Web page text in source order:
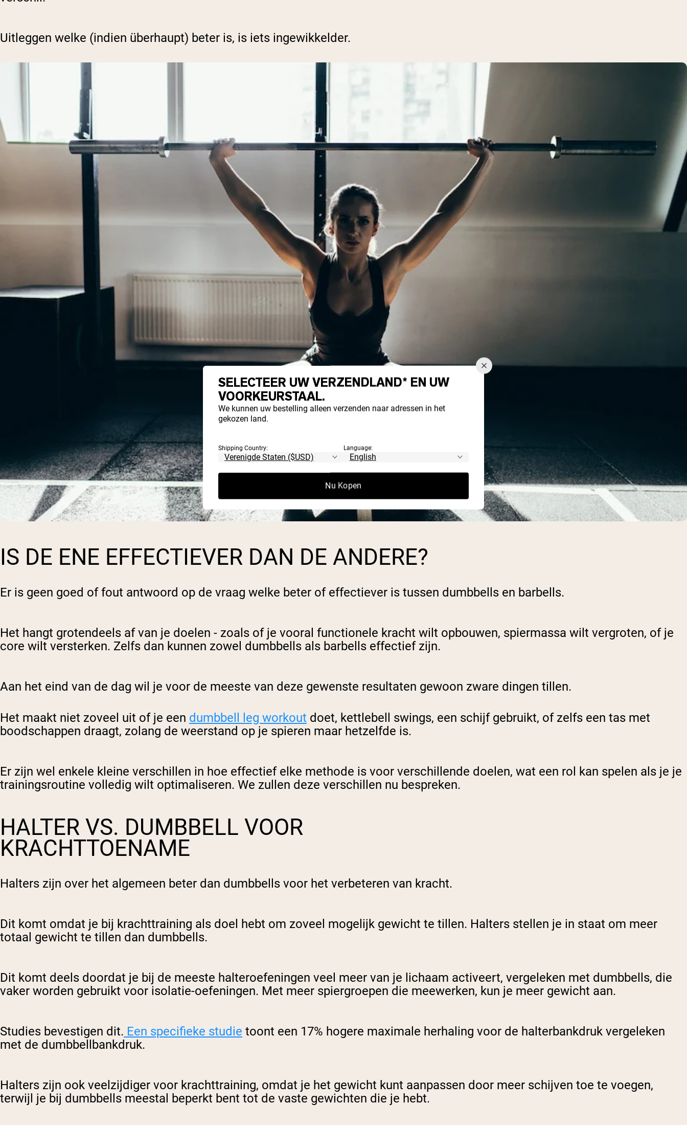
Uitleggen welke (indien überhaupt) beter is, is iets ingewikkelder.
IS DE ENE EFFECTIEVER DAN DE ANDERE?
Er is geen goed of fout antwoord op de vraag welke beter of effectiever is tussen dumbbells en barbells.
Het hangt grotendeels af van je doelen - zoals of je vooral functionele kracht wilt opbouwen, spiermassa wilt vergroten, of je
core wilt versterken. Zelfs dan kunnen zowel dumbbells als barbells effectief zijn.
Aan het eind van de dag wil je voor de meeste van deze gewenste resultaten gewoon zware dingen tillen.
Het maakt niet zoveel uit of je een dumbbell leg workout doet, kettlebell swings, een schijf gebruikt, of zelfs een tas met
boodschappen draagt, zolang de weerstand op je spieren maar hetzelfde is.
Er zijn wel enkele kleine verschillen in hoe effectief elke methode is voor verschillende doelen, wat een rol kan spelen als je je
trainingsroutine volledig wilt optimaliseren. We zullen deze verschillen nu bespreken.
HALTER VS. DUMBBELL VOOR
KRACHTTOENAME
Halters zijn over het algemeen beter dan dumbbells voor het verbeteren van kracht.
Dit komt omdat je bij krachttraining als doel hebt om zoveel mogelijk gewicht te tillen. Halters stellen je in staat om meer
totaal gewicht te tillen dan dumbbells.
Dit komt deels doordat je bij de meeste halteroefeningen veel meer van je lichaam activeert, vergeleken met dumbbells, die
vaker worden gebruikt voor isolatie-oefeningen. Met meer spiergroepen die meewerken, kun je meer gewicht aan.
Studies bevestigen dit. Een specifieke studie toont een 17% hogere maximale herhaling voor de halterbankdruk vergeleken
met de dumbbellbankdruk.
Halters zijn ook veelzijdiger voor krachttraining, omdat je het gewicht kunt aanpassen door meer schijven toe te voegen,
terwijl je bij dumbbells meestal beperkt bent tot de vaste gewichten die je hebt.
SELECTEER UW VERZENDLAND* EN UW
VOORKEURSTAAL.
We kunnen uw bestelling alleen verzenden naar adressen in het
gekozen land.
Shipping Country: Language:
Nu Kopen